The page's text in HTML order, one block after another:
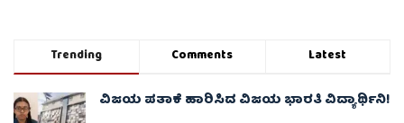
Trending Comments Latest
ವಿಜಯ ಪತಾಕೆ ಹಾರಿಸಿದ ವಿಜಯ ಭಾರತಿ ವಿದ್ಯಾರ್ಥಿನಿ!